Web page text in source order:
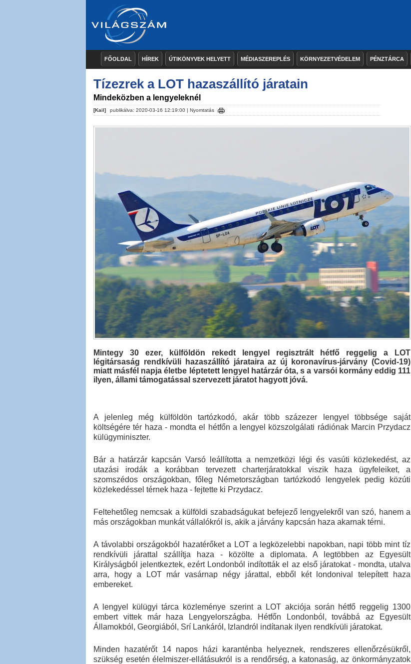
FŐOLDAL HÍREK ÚTIKÖNYVEK HELYETT MÉDIASZEREPLÉS KÖRNYEZETVÉDELEM PÉNZTÁRCA
Tízezrek a LOT hazaszállító járatain
Mindeközben a lengyeleknél
[Kail] publikálva: 2020-03-16 12:19:00 | Nyomtatás
Mintegy 30 ezer, külföldön rekedt lengyel regisztrált hétfő reggelig a LOT
légitársaság rendkívüli hazaszállító járataira az új koronavírus-járvány (Covid-19)
miatt másfél napja életbe léptetett lengyel határzár óta, s a varsói kormány eddig 111
ilyen, állami támogatással szervezett járatot hagyott jóvá.
A jelenleg még külföldön tartózkodó, akár több százezer lengyel többsége saját
költségére tér haza - mondta el hétfőn a lengyel közszolgálati rádiónak Marcin Przydacz
külügyminiszter.
Bár a határzár kapcsán Varsó leállította a nemzetközi légi és vasúti közlekedést, az
utazási irodák a korábban tervezett charterjáratokkal viszik haza ügyfeleiket, a
szomszédos országokban, főleg Németországban tartózkodó lengyelek pedig közúti
közlekedéssel térnek haza - fejtette ki Przydacz.
Feltehetőleg nemcsak a külföldi szabadságukat befejező lengyelekről van szó, hanem a
más országokban munkát vállalókról is, akik a járvány kapcsán haza akarnak térni.
A távolabbi országokból hazatérőket a LOT a legközelebbi napokban, napi több mint tíz
rendkívüli járattal szállítja haza - közölte a diplomata. A legtöbben az Egyesült
Királyságból jelentkeztek, ezért Londonból indították el az első járatokat - mondta, utalva
arra, hogy a LOT már vasárnap négy járattal, ebből két londonival telepített haza
embereket.
A lengyel külügyi tárca közleménye szerint a LOT akciója során hétfő reggelig 1300
embert vittek már haza Lengyelországba. Hétfőn Londonból, továbbá az Egyesült
Államokból, Georgiából, Srí Lankáról, Izlandról indítanak ilyen rendkívüli járatokat.
Minden hazatérőt 14 napos házi karanténba helyeznek, rendszeres ellenőrzésükről,
szükség esetén élelmiszer-ellátásukról is a rendőrség, a katonaság, az önkormányzatok